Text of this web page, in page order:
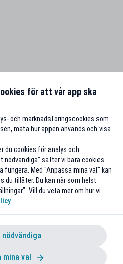
för att vår app ska
och marknadsföringscookies som
mäta hur appen används och visa
du cookies för analys och
nödvändiga" sätter vi bara cookies
Med "Anpassa mina val" kan
du tillåter. Du kan när som helst
Vill du veta mer om hur vi
nödvändiga
mina val